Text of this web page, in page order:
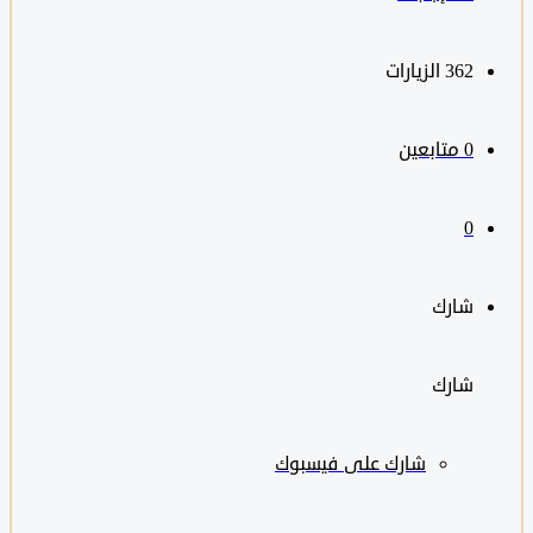
362 الزيارات
متابعين
شارك
شارك على فيسبوك